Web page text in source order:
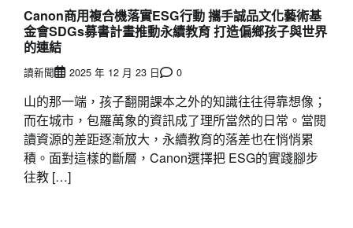
Canon商用複合機落實ESG行動 攜手誠品文化藝術基
金會SDGs募書計畫推動永續教育 打造偏鄉孩子與世界
的連結
讀新聞 2025 年 12 月 23 日 0
山的那一端，孩子翻開課本之外的知識往往得靠想像；
而在城市，包羅萬象的資訊成了理所當然的日常。當閱
讀資源的差距逐漸放大，永續教育的落差也在悄悄累
積。面對這樣的斷層，Canon選擇把 ESG的實踐腳步
往教 […]